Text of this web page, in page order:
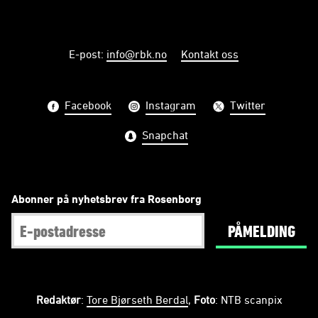
E-post: info@rbk.no Kontakt oss
Facebook Instagram Twitter
Snapchat
Abonner på nyhetsbrev fra Rosenborg
PÅMELDING
Redaktør: Tore Bjørseth Berdal, Foto: NTB scanpix